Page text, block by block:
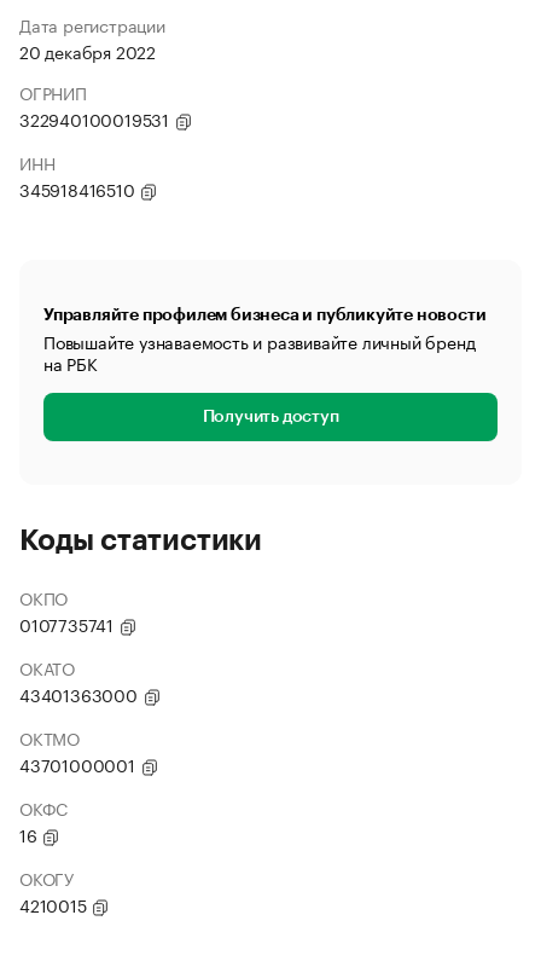
Дата регистрации
20 декабря 2022
ОГРНИП
322940100019531
ИНН
345918416510
Управляйте профилем бизнеса и публикуйте новости
Повышайте узнаваемость и развивайте личный бренд
на РБК
Получить доступ
Коды статистики
ОКПО
0107735741
ОКАТО
43401363000
ОКТМО
43701000001
ОКФС
16
ОКОГУ
4210015